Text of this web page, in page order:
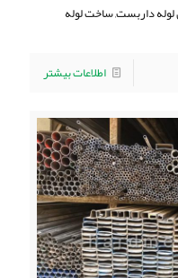
داربست, ساخت لوله
اطلاعات بیشتر